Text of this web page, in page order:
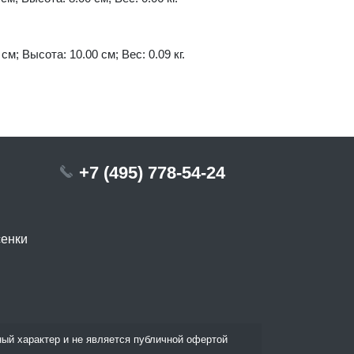
Высота: 10.00 см; Вес: 0.09 кг.
+7 (495) 778-54-24
характер и не является публичной офертой